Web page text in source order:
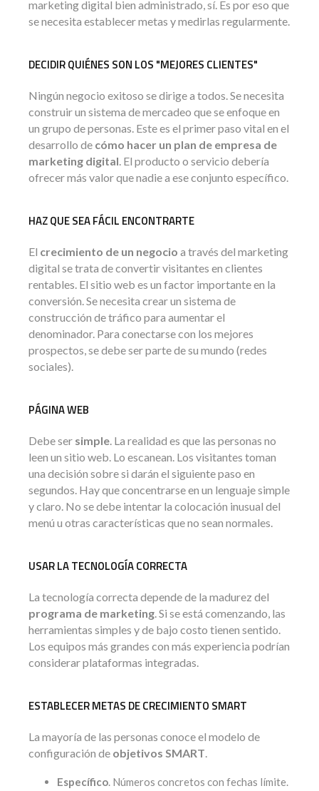
marketing digital bien administrado, sí. Es por eso que
se necesita establecer metas y medirlas regularmente.
DECIDIR QUIÉNES SON LOS "MEJORES CLIENTES"
Ningún negocio exitoso se dirige a todos. Se necesita
construir un sistema de mercadeo que se enfoque en
un grupo de personas. Este es el primer paso vital en el
desarrollo de cómo hacer un plan de empresa de
marketing digital. El producto o servicio debería
ofrecer más valor que nadie a ese conjunto específico.
HAZ QUE SEA FÁCIL ENCONTRARTE
El crecimiento de un negocio a través del marketing
digital se trata de convertir visitantes en clientes
rentables. El sitio web es un factor importante en la
conversión. Se necesita crear un sistema de
construcción de tráfico para aumentar el
denominador. Para conectarse con los mejores
prospectos, se debe ser parte de su mundo (redes
sociales).
PÁGINA WEB
Debe ser simple. La realidad es que las personas no
leen un sitio web. Lo escanean. Los visitantes toman
una decisión sobre si darán el siguiente paso en
segundos. Hay que concentrarse en un lenguaje simple
y claro. No se debe intentar la colocación inusual del
menú u otras características que no sean normales.
USAR LA TECNOLOGÍA CORRECTA
La tecnología correcta depende de la madurez del
programa de marketing. Si se está comenzando, las
herramientas simples y de bajo costo tienen sentido.
Los equipos más grandes con más experiencia podrían
considerar plataformas integradas.
ESTABLECER METAS DE CRECIMIENTO SMART
La mayoría de las personas conoce el modelo de
configuración de objetivos SMART.
Específico. Números concretos con fechas límite.